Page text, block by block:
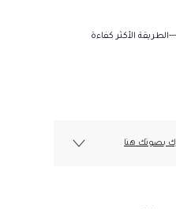
الأكثر كفاءة
بصوتك هنا